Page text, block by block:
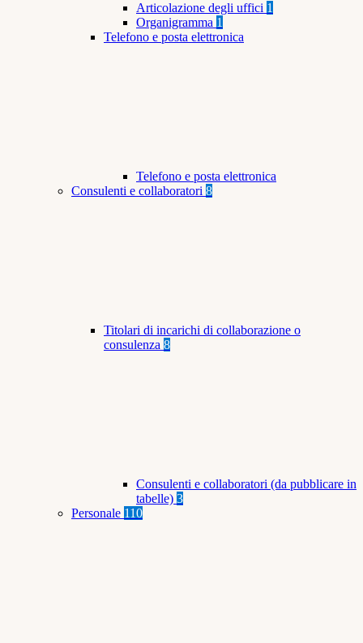
Articolazione degli uffici 1
Organigramma 1
Telefono e posta elettronica
Telefono e posta elettronica
Consulenti e collaboratori 8
Titolari di incarichi di collaborazione o
consulenza 8
Consulenti e collaboratori (da pubblicare in
tabelle) 3
Personale 110